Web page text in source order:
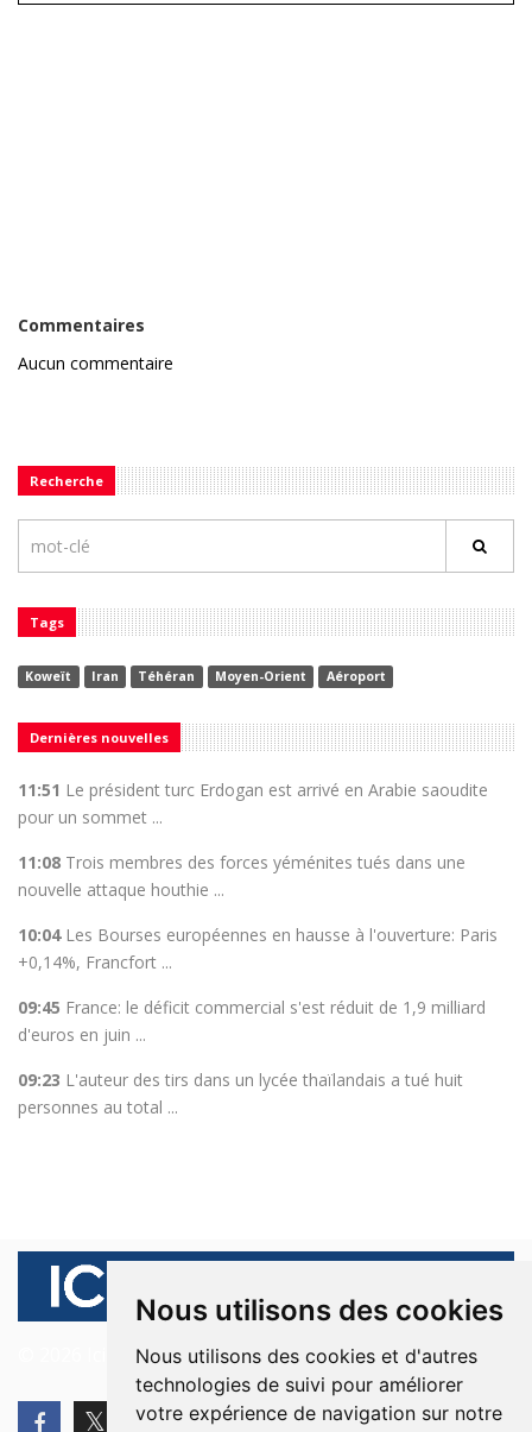
Nous utilisons des cookies
Nous utilisons des cookies et d'autres
technologies de suivi pour améliorer
votre expérience de navigation sur notre
Commentaires
Aucun commentaire
Recherche
Tags
Koweït Iran Téhéran Moyen-Orient Aéroport
Dernières nouvelles
11:51 Le président turc Erdogan est arrivé en Arabie saoudite
pour un sommet ...
11:08 Trois membres des forces yéménites tués dans une
nouvelle attaque houthie ...
10:04 Les Bourses européennes en hausse à l'ouverture: Paris
+0,14%, Francfort ...
09:45 France: le déficit commercial s'est réduit de 1,9 milliard
d'euros en juin ...
09:23 L'auteur des tirs dans un lycée thaïlandais a tué huit
personnes au total ...
© 2026 Ici Beyrouth. Tous les droits sont réservés.